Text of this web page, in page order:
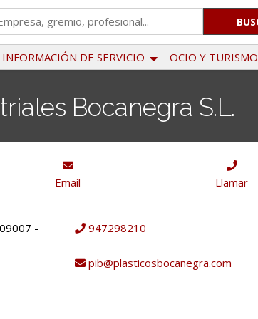
INFORMACIÓN DE SERVICIO OCIO Y TURISMO
Bocanegra S.L.
Email Llamar
-
947298210
pib@plasticosbocanegra.com